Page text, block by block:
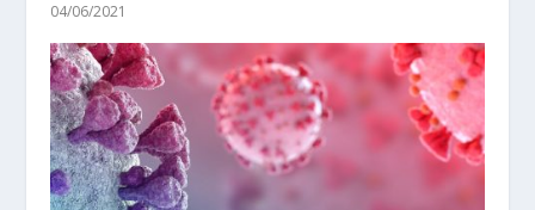
04/06/2021